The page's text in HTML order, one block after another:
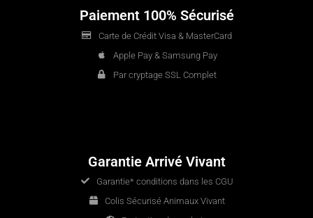
Paiement 100% Sécurisé
Carte de Crédit Visa & MasterCard
Apple Pay & Samsung Pay
Par cryptage SSL Complet
Garantie Arrivé Vivant
Garantie* conditions dans les CGU
Colis Sécurisé Animaux Vivant